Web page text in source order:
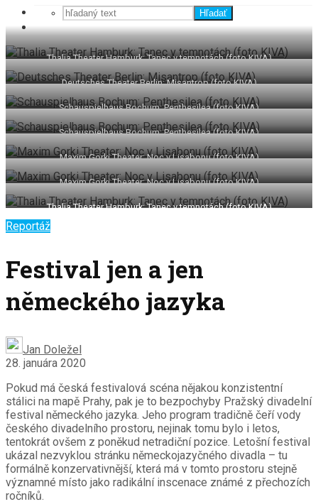
Hľadať
Thalia Theater Hamburk: Tanec v temnotách (foto KIVA)
Deutsches Theater Berlin: Misantrop (foto KIVA)
Schauspielhaus Bochum: Penthesilea (foto KIVA)
Schauspielhaus Bochum: Penthesilea (foto KIVA)
Maxim Gorki Theater: Noc v Lisabonu (foto KIVA)
Maxim Gorki Theater: Noc v Lisabonu (foto KIVA)
Thalia Theater Hamburk: Tanec v temnotách (foto KIVA)
Reportáž
Festival jen a jen
německého jazyka
Jan Doležel
28. januára 2020
Pokud má česká festivalová scéna nějakou konzistentní
stálici na mapě Prahy, pak je to bezpochyby Pražský divadelní
festival německého jazyka. Jeho program tradičně čeří vody
českého divadelního prostoru, nejinak tomu bylo i letos,
tentokrát ovšem z poněkud netradiční pozice. Letošní festival
ukázal nezvyklou stránku německojazyčného divadla – tu
formálně konzervativnější, která má v tomto prostoru stejně
významné místo jako radikální inscenace známé z přechozích
ročníků.